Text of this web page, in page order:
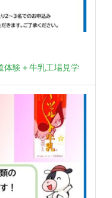
体験＋牛乳工場見学